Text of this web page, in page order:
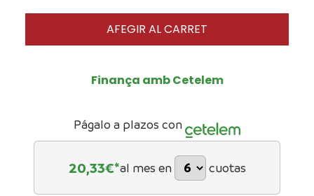
AFEGIR AL CARRET
Finança amb Cetelem
Págalo a plazos con
20,33€*al mes en cuotas